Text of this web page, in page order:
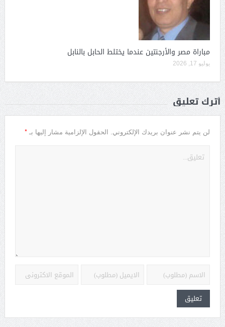
مباراة مصر والأرجنتين عندما يختلط الحابل بالنابل
يوليو 17, 2026
أترك تعليق
لن يتم نشر عنوان بريدك الإلكتروني. الحقول الإلزامية مشار إليها بـ *